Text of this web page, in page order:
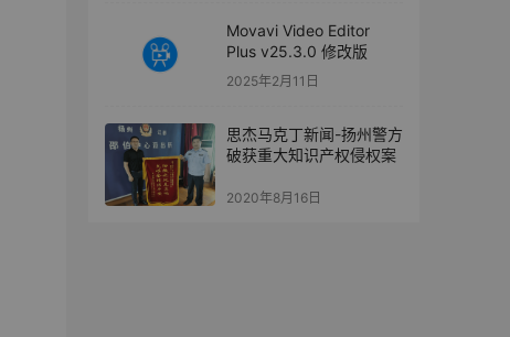
Movavi Video Editor
Plus v25.3.0 修改版
2025年2月11日
思杰马克丁新闻-扬州警方
破获重大知识产权侵权案
2020年8月16日